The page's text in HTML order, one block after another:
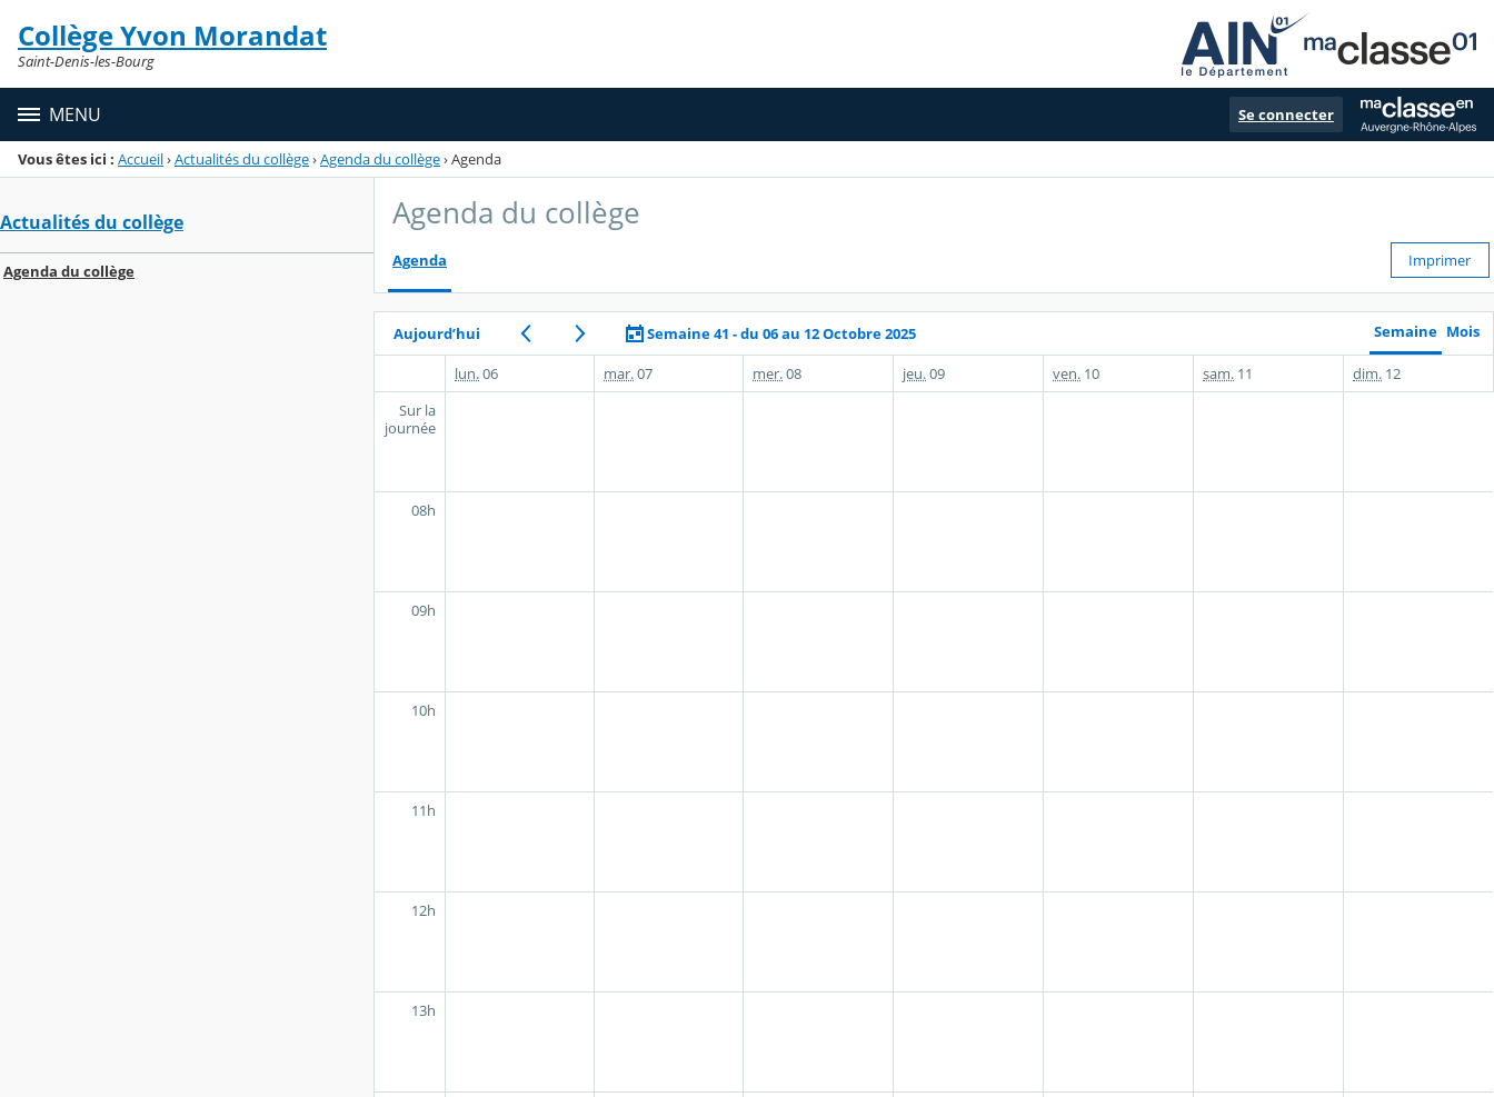
Menu de la rubrique
Contenu
Collège Yvon Morandat
Saint-Denis-les-Bourg
MENU Se connecter
Vous êtes ici : Accueil›Actualités du collège›Agenda du collège›Agenda
Actualités du collège
Agenda du collège
Agenda du collège
Agenda Imprimer
Aujourd’hui Semaine 41 - du 06 au 12 Octobre 2025 Semaine Mois
lun.06 mar.07 mer.08 jeu.09 ven. 10 sam. 11 dim. 12
Sur la
journée
08h
09h
10h
11h
12h
13h